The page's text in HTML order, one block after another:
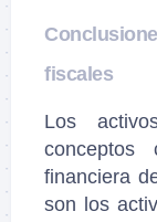
fiscales
Los
financiera
son los